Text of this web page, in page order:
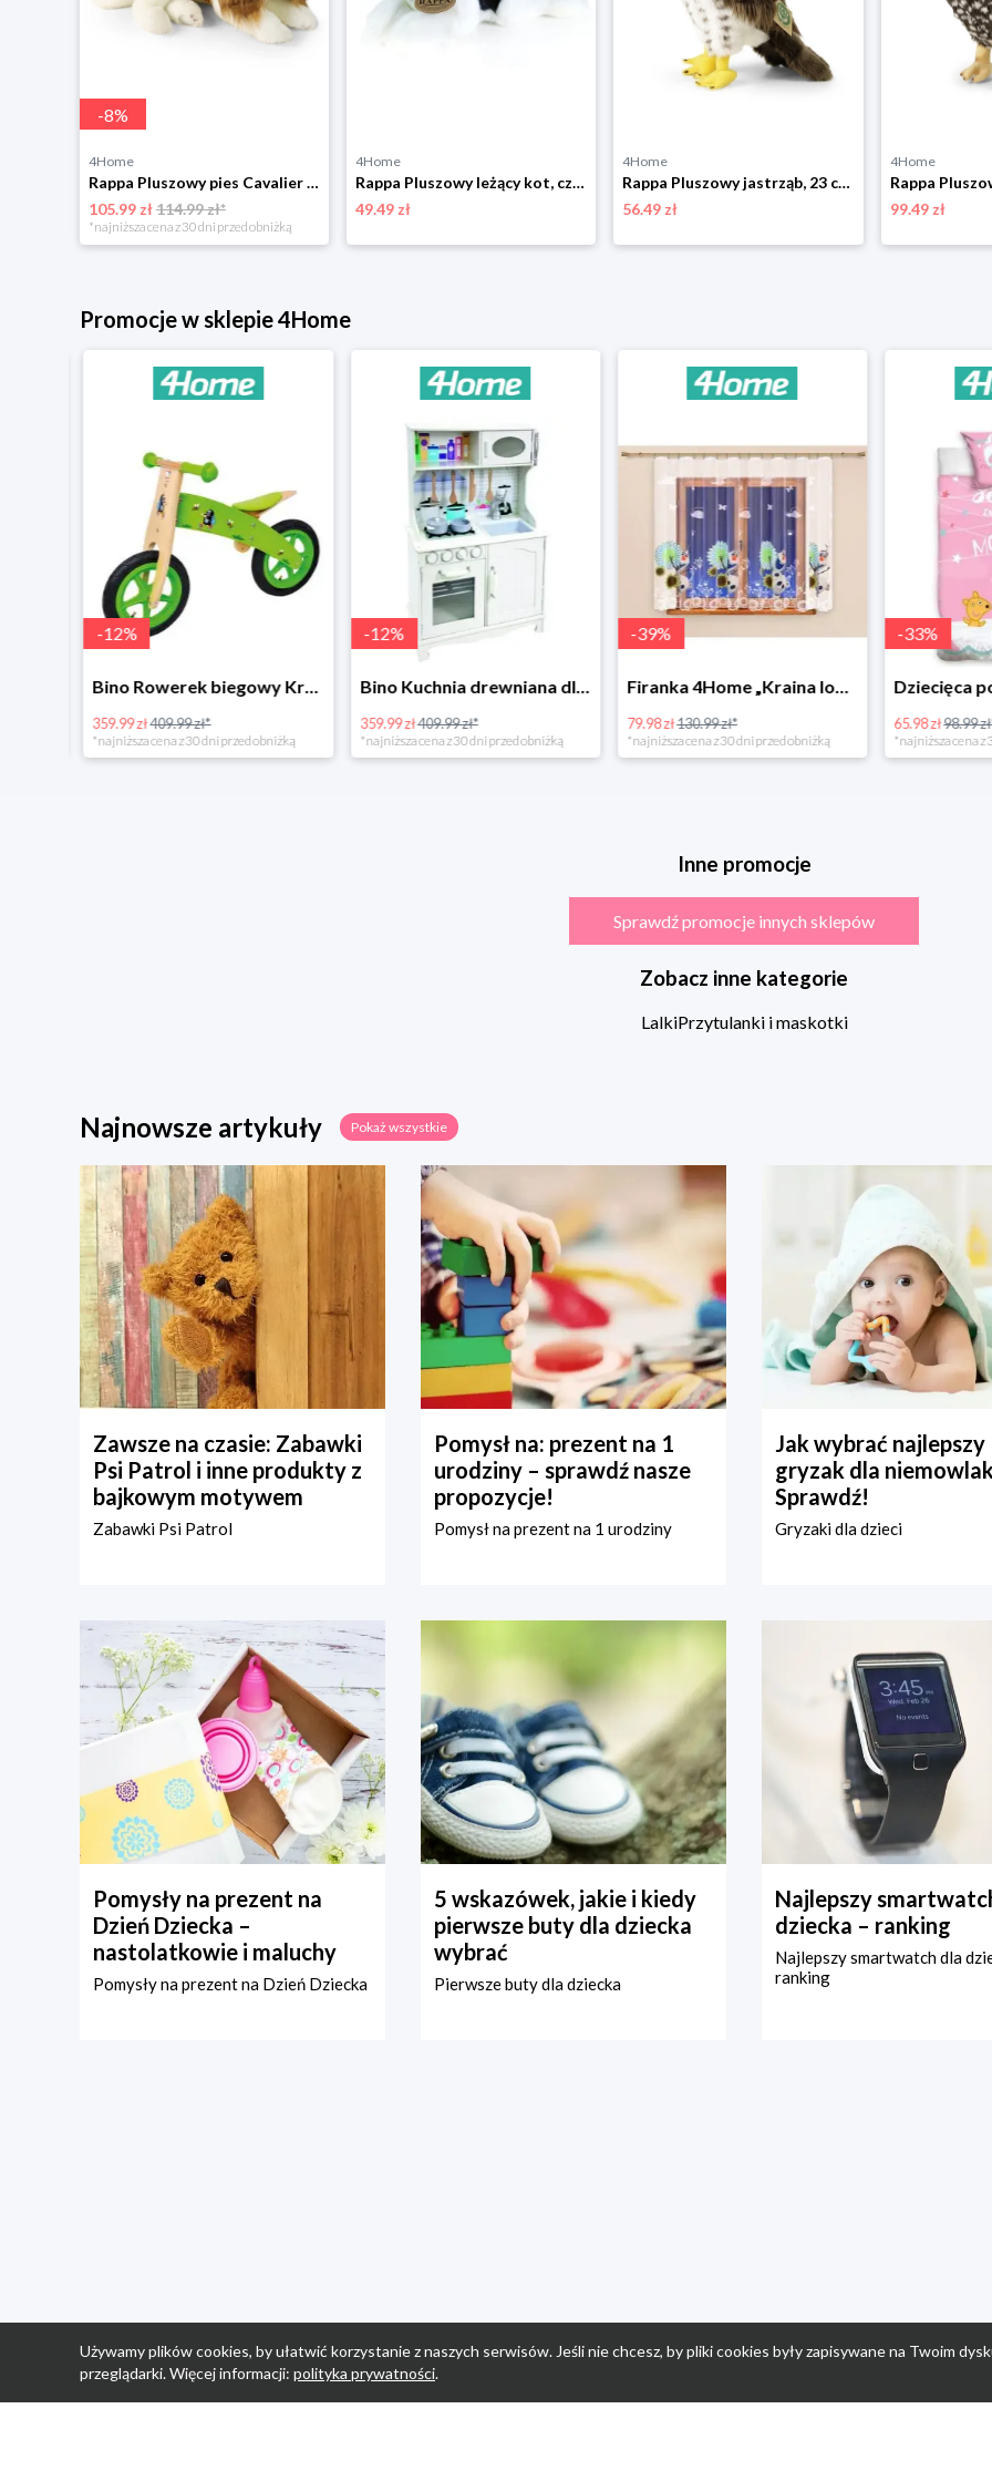
-8%
4Home
Rappa Pluszowy pies Cavalier King Charles Spaniel 40 cm ECO - PRZYJAZNY
105.99 zł114.99 zł*
*najniższa cena z 30 dni przed obniżką
4Home
Rappa Pluszowy leżący kot, czarno-biały, 16 cm
49.49 zł
4Home
Rappa Pluszowy jastrząb, 23 cm ECO-FRIENDLY
56.49 zł
4Home
99.49 zł
Promocje w sklepie 4Home
-12%
Bino Rowerek biegowy Krecik
359.99 zł409.99 zł*
*najniższa cena z 30 dni przed obniżką
-12%
Bino Kuchnia drewniana dla dzieci Provence
359.99 zł409.99 zł*
*najniższa cena z 30 dni przed obniżką
-39%
Firanka 4Home „Kraina lodu” (Frozen)
79.98 zł130.99 zł*
*najniższa cena z 30 dni przed obniżką
-33%
65.98 zł98.99 zł*
*najniższa cena z
Inne promocje
Sprawdź promocje innych sklepów
Zobacz inne kategorie
LalkiPrzytulanki i maskotki
Najnowsze artykuły Pokaż wszystkie
Zawsze na czasie: Zabawki
Psi Patrol i inne produkty z
bajkowym motywem
Zabawki Psi Patrol
Pomysł na: prezent na 1
urodziny – sprawdź nasze
propozycje!
Pomysł na prezent na 1 urodziny
Jak wybrać najlepszy
gryzak dla
Sprawdź!
Gryzaki dla dzieci
Pomysły na prezent na
Dzień Dziecka –
nastolatkowie i maluchy
Pomysły na prezent na Dzień Dziecka
5 wskazówek, jakie i kiedy
pierwsze buty dla dziecka
wybrać
Pierwsze buty dla dziecka
Najlepszy
dziecka – ranking
Najlepszy smartwatch dla
ranking
Używamy plików cookies, by ułatwić korzystanie z naszych serwisów. Jeśli nie chcesz, by pliki cookies były zapisywane na Twoim
przeglądarki. Więcej informacji: polityka prywatności.